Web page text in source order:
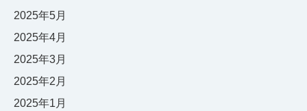
2025年5月
2025年4月
2025年3月
2025年2月
2025年1月